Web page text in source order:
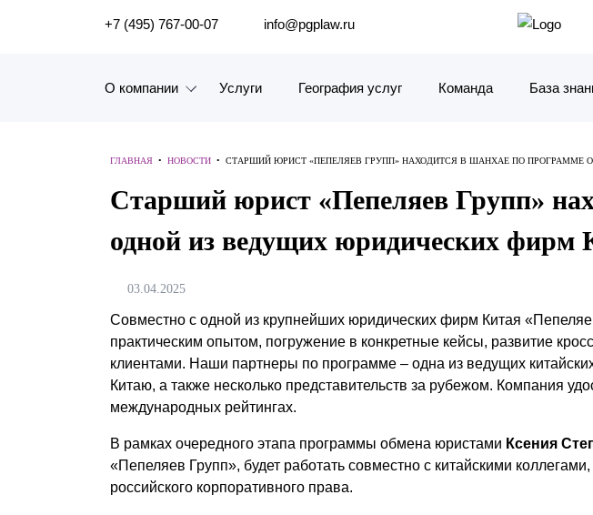
ПОИСК ПО САЙТУ
+7 (495) 767-00-07 info@pgplaw.ru
О компании
Карьера
История компании
Обращение Управляющего
Партнера
Услуги География услуг Команда База
Журналы
ГЛАВНАЯ • НОВОСТИ • СТАРШИЙ ЮРИСТ «ПЕПЕЛЯЕВ ГРУПП» НАХОДИТСЯ В ШАНХАЕ ПО
Старший юрист «Пепеляев Групп»
одной из ведущих юридических фирм
03.04.2025
Совместно с одной из крупнейших юридических фирм Китая
практическим опытом, погружение в конкретные кейсы, развитие
клиентами. Наши партнеры по программе – одна из ведущих
Китаю, а также несколько представительств за рубежом. Компания
международных рейтингах.
В рамках очередного этапа программы обмена юристами Ксения
«Пепеляев Групп», будет работать совместно с китайскими
российского корпоративного права.